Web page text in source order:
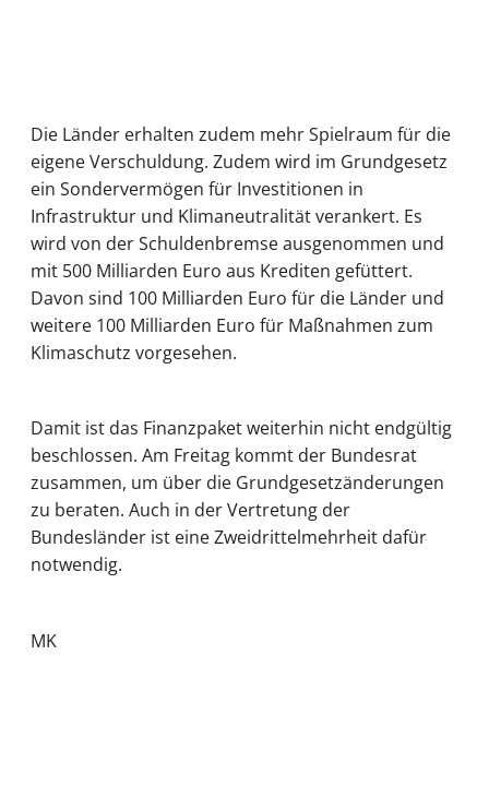
Die Länder erhalten zudem mehr Spielraum für die
eigene Verschuldung. Zudem wird im Grundgesetz
ein Sondervermögen für Investitionen in
Infrastruktur und Klimaneutralität verankert. Es
wird von der Schuldenbremse ausgenommen und
mit 500 Milliarden Euro aus Krediten gefüttert.
Davon sind 100 Milliarden Euro für die Länder und
weitere 100 Milliarden Euro für Maßnahmen zum
Klimaschutz vorgesehen.
Damit ist das Finanzpaket weiterhin nicht endgültig
beschlossen. Am Freitag kommt der Bundesrat
zusammen, um über die Grundgesetzänderungen
zu beraten. Auch in der Vertretung der
Bundesländer ist eine Zweidrittelmehrheit dafür
notwendig.
MK